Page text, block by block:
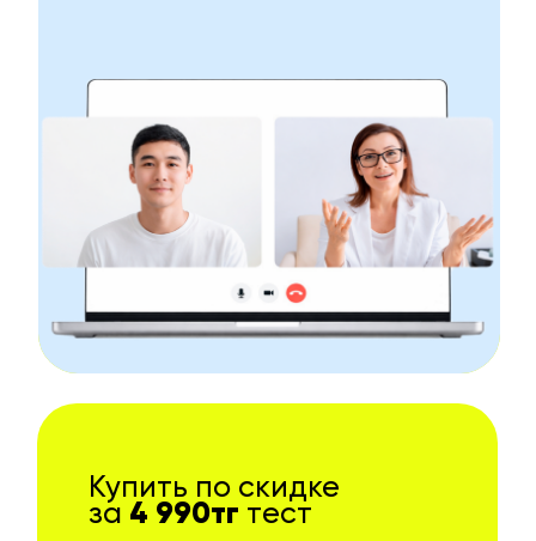
Купить по скидке
за 4 990тг тест